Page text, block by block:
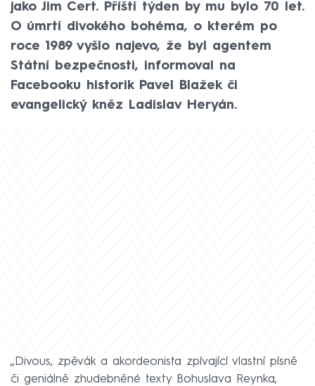
jako Jim Čert. Příští týden by mu bylo 70 let.
O úmrtí divokého bohéma, o kterém po
roce 1989 vyšlo najevo, že byl agentem
Státní bezpečnosti, informoval na
Facebooku historik Pavel Blažek či
evangelický kněz Ladislav Heryán.
„Divous, zpěvák a akordeonista zpívající vlastní písně
či geniálně zhudebněné texty Bohuslava Reynka,